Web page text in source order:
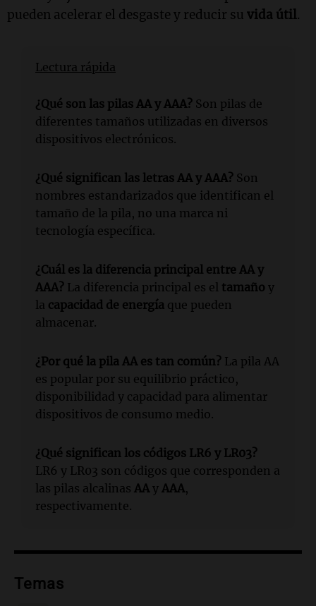
pueden acelerar el desgaste y reducir su vida útil.
Lectura rápida
¿Qué son las pilas AA y AAA? Son pilas de
diferentes tamaños utilizadas en diversos
dispositivos electrónicos.
¿Qué significan las letras AA y AAA? Son
nombres estandarizados que identifican el
tamaño de la pila, no una marca ni
tecnología específica.
¿Cuál es la diferencia principal entre AA y
AAA? La diferencia principal es el tamaño y
la capacidad de energía que pueden
almacenar.
¿Por qué la pila AA es tan común? La pila AA
es popular por su equilibrio práctico,
disponibilidad y capacidad para alimentar
dispositivos de consumo medio.
¿Qué significan los códigos LR6 y LR03?
LR6 y LR03 son códigos que corresponden a
las pilas alcalinas AAy AAA,
respectivamente.
Temas